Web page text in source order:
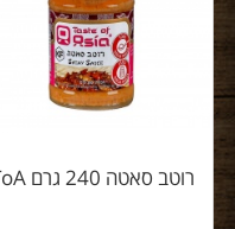
רוטב סאטה 240 גרם ToA